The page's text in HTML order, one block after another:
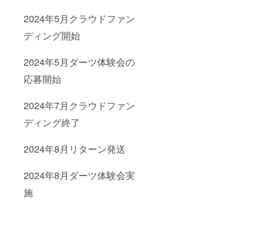
2024年5月クラウドファン
ディング開始
2024年5月ダーツ体験会の
応募開始
2024年7月クラウドファン
ディング終了
2024年8月リターン発送
2024年8月ダーツ体験会実
施